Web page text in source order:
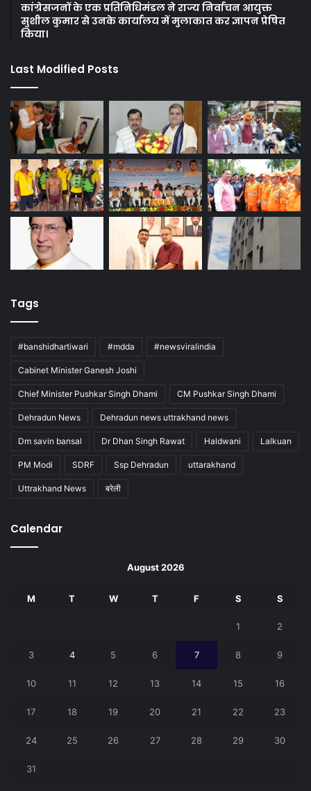
कांग्रेसजनों के एक प्रतिनिधिमंडल ने राज्य निर्वाचन आयुक्त
सुशील कुमार से उनके कार्यालय में मुलाकात कर ज्ञापन प्रेषित
किया।
Last Modified Posts
Tags
#banshidhartiwari #mdda #newsviralindia
Cabinet Minister Ganesh Joshi
Chief Minister Pushkar Singh Dhami CM Pushkar Singh Dhami
Dehradun News Dehradun news uttrakhand news
Dm savin bansal Dr Dhan Singh Rawat Haldwani Lalkuan
PM Modi SDRF Ssp Dehradun uttarakhand
Uttrakhand News बरेली
Calendar
August 2026
M T W T F S S
1 2
3 4 5 6 7 8 9
10 11 12 13 14 15 16
17 18 19 20 21 22 23
24 25 26 27 28 29 30
31